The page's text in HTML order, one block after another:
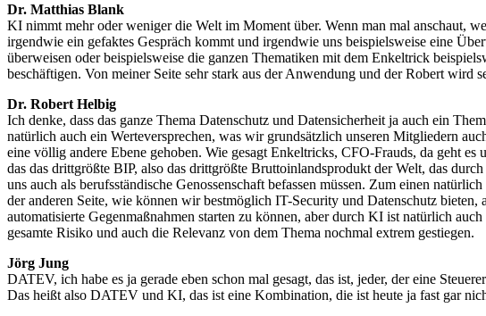
Dr. Matthias Blank
KI nimmt mehr oder weniger die Welt im Moment über. Wenn man mal anschaut,
irgendwie ein gefaktes Gespräch kommt und irgendwie uns beispielsweise eine
überweisen oder beispielsweise die ganzen Thematiken mit dem Enkeltrick
beschäftigen. Von meiner Seite sehr stark aus der Anwendung und der Robert wird
Dr. Robert Helbig
Ich denke, dass das ganze Thema Datenschutz und Datensicherheit ja auch ein
natürlich auch ein Werteversprechen, was wir grundsätzlich unseren Mitgliedern
eine völlig andere Ebene gehoben. Wie gesagt Enkeltricks, CFO-Frauds, da geht
das das drittgrößte BIP, also das drittgrößte Bruttoinlandsprodukt der Welt, das
uns auch als berufsständische Genossenschaft befassen müssen. Zum einen
der anderen Seite, wie können wir bestmöglich IT-Security und Datenschutz
automatisierte Gegenmaßnahmen starten zu können, aber durch KI ist natürlich
gesamte Risiko und auch die Relevanz von dem Thema nochmal extrem gestiegen.
Jörg Jung
DATEV, ich habe es ja gerade eben schon mal gesagt, das ist, jeder, der eine
Das heißt also DATEV und KI, das ist eine Kombination, die ist heute ja fast gar